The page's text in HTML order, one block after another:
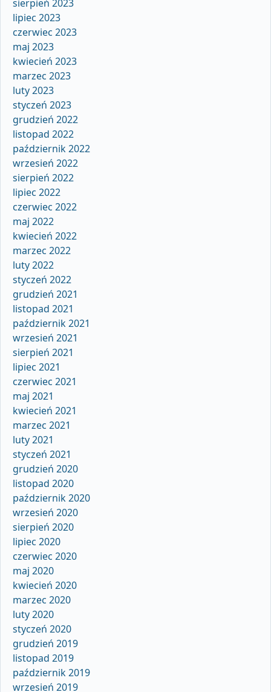
sierpień 2023
lipiec 2023
czerwiec 2023
maj 2023
kwiecień 2023
marzec 2023
luty 2023
styczeń 2023
grudzień 2022
listopad 2022
październik 2022
wrzesień 2022
sierpień 2022
lipiec 2022
czerwiec 2022
maj 2022
kwiecień 2022
marzec 2022
luty 2022
styczeń 2022
grudzień 2021
listopad 2021
październik 2021
wrzesień 2021
sierpień 2021
lipiec 2021
czerwiec 2021
maj 2021
kwiecień 2021
marzec 2021
luty 2021
styczeń 2021
grudzień 2020
listopad 2020
październik 2020
wrzesień 2020
sierpień 2020
lipiec 2020
czerwiec 2020
maj 2020
kwiecień 2020
marzec 2020
luty 2020
styczeń 2020
grudzień 2019
listopad 2019
październik 2019
wrzesień 2019